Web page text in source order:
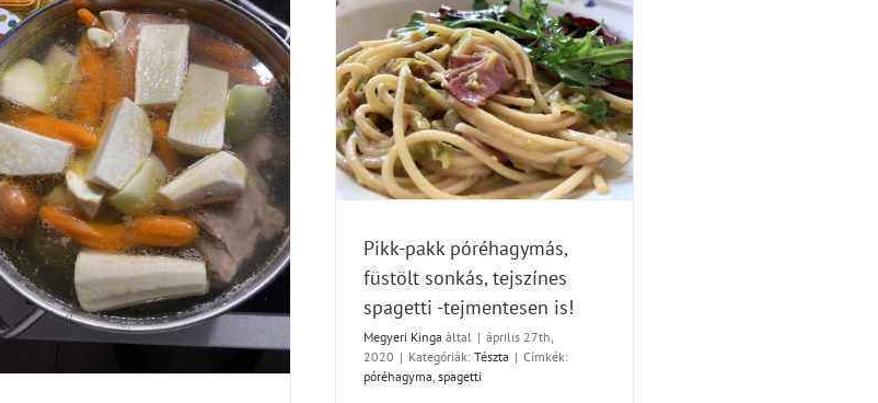
Pikk-pakk póréhagymás, füstölt sonkás,
tejszínes spagetti -tejmentesen is!
Tészta
Pikk-pakk póréhagymás,
füstölt sonkás, tejszínes
spagetti -tejmentesen is!
Megyeri Kinga által | április 27th,
2020 | Kategóriák: Tészta | Címkék:
póréhagyma, spagetti